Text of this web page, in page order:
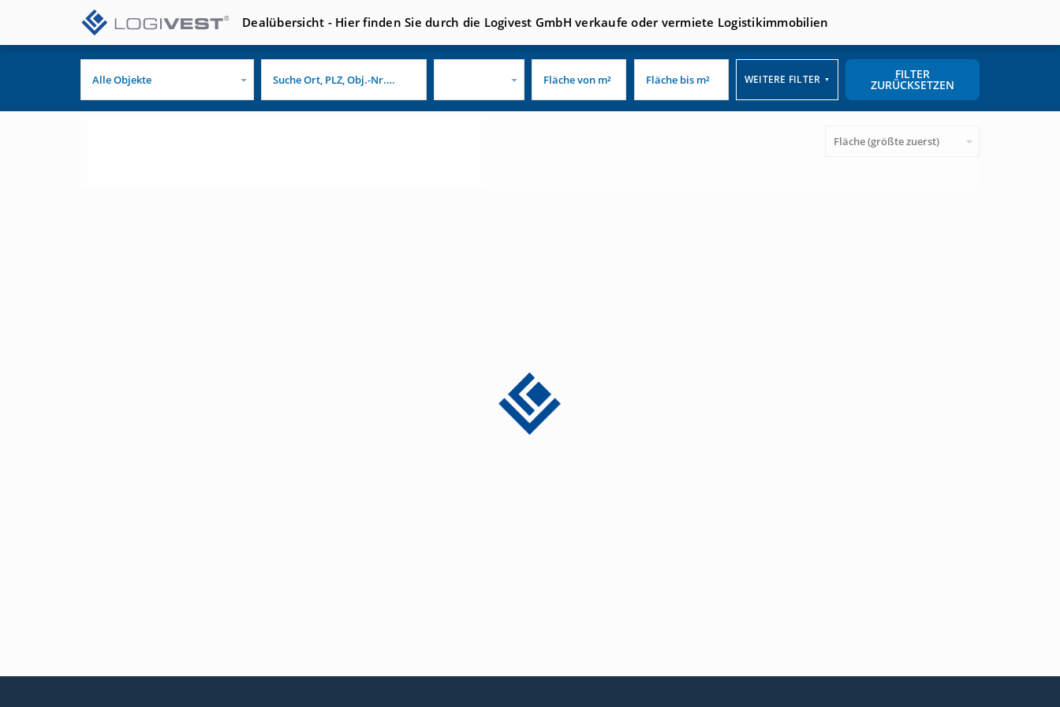
Dealübersicht - Hier finden Sie durch die Logivest GmbH verkaufe oder vermiete Logistikimmobilien
WEITERE FILTER ▼ FILTER
ZURÜCKSETZEN